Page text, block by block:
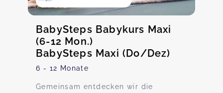
BabySteps Babykurs Maxi
(6-12 Mon.)
BabySteps Maxi (Do/Dez)
6 - 12 Monate
Gemeinsam entdecken wir die